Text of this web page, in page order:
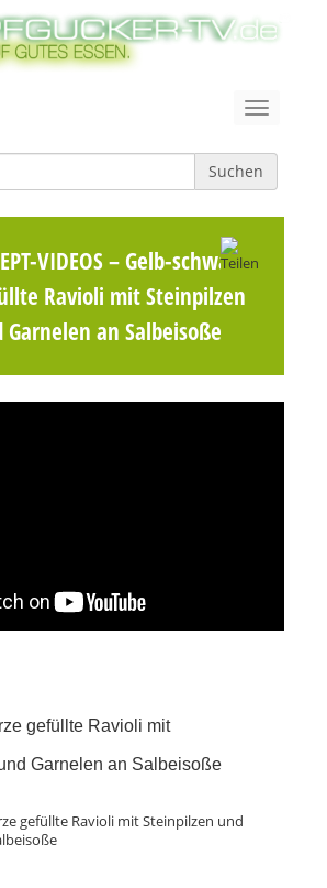
Suchen
VIDEOS– Gelb-schwarze
Ravioli mit Steinpilzen
Garnelen an Salbeisoße
gefüllte Ravioli mit
Garnelen an Salbeisoße